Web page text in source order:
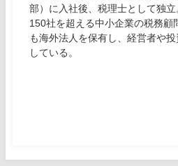
部）に入社後、税理士として独立
150社を超える中小企業の税務顧
も海外法人を保有し、経営者や
している。